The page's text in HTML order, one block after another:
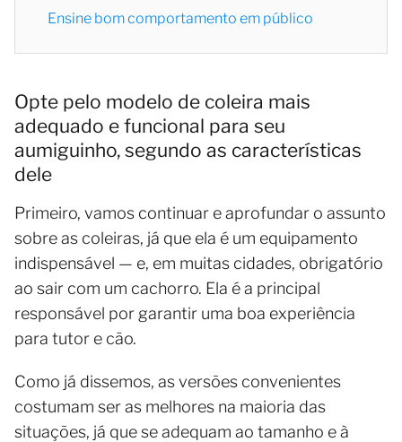
Ensine bom comportamento em público
Opte pelo modelo de coleira mais
adequado e funcional para seu
aumiguinho, segundo as características
dele
Primeiro, vamos continuar e aprofundar o assunto
sobre as coleiras, já que ela é um equipamento
indispensável — e, em muitas cidades, obrigatório
ao sair com um cachorro. Ela é a principal
responsável por garantir uma boa experiência
para tutor e cão.
Como já dissemos, as versões convenientes
costumam ser as melhores na maioria das
situações, já que se adequam ao tamanho e à